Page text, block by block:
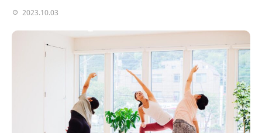
2023.10.03